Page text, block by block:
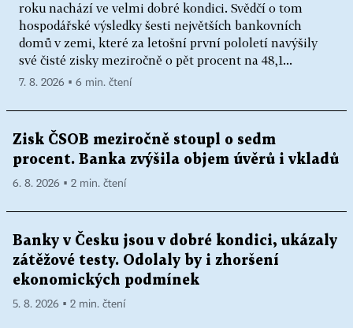
roku nachází ve velmi dobré kondici. Svědčí o tom
hospodářské výsledky šesti největších bankovních
domů v zemi, které za letošní první pololetí navýšily
své čisté zisky meziročně o pět procent na 48,1...
7. 8. 2026 ▪ 6 min. čtení
Zisk ČSOB meziročně stoupl o sedm
procent. Banka zvýšila objem úvěrů i vkladů
6. 8. 2026 ▪ 2 min. čtení
Banky v Česku jsou v dobré kondici, ukázaly
zátěžové testy. Odolaly by i zhoršení
ekonomických podmínek
5. 8. 2026 ▪ 2 min. čtení